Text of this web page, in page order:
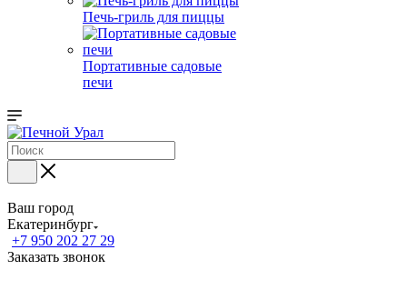
Печь-гриль для пиццы
Портативные садовые
печи
Ваш город
Екатеринбург
+7 950 202 27 29
Заказать звонок